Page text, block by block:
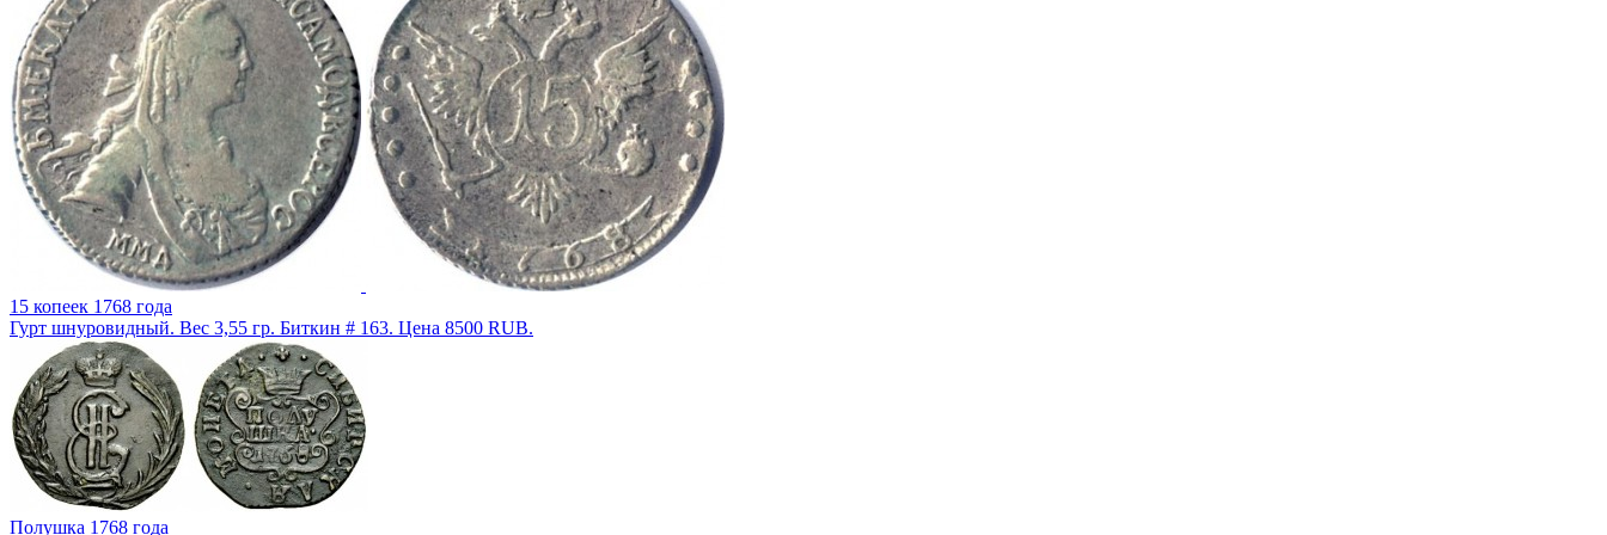
15 копеек 1768 года
Гурт шнуровидный. Вес 3,55 гр. Биткин # 163. Цена 8500 RUB.
Полушка 1768 года